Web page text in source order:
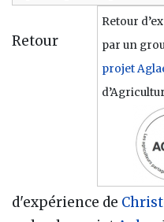
Retour
par un
projet
Retour
d'expérience de